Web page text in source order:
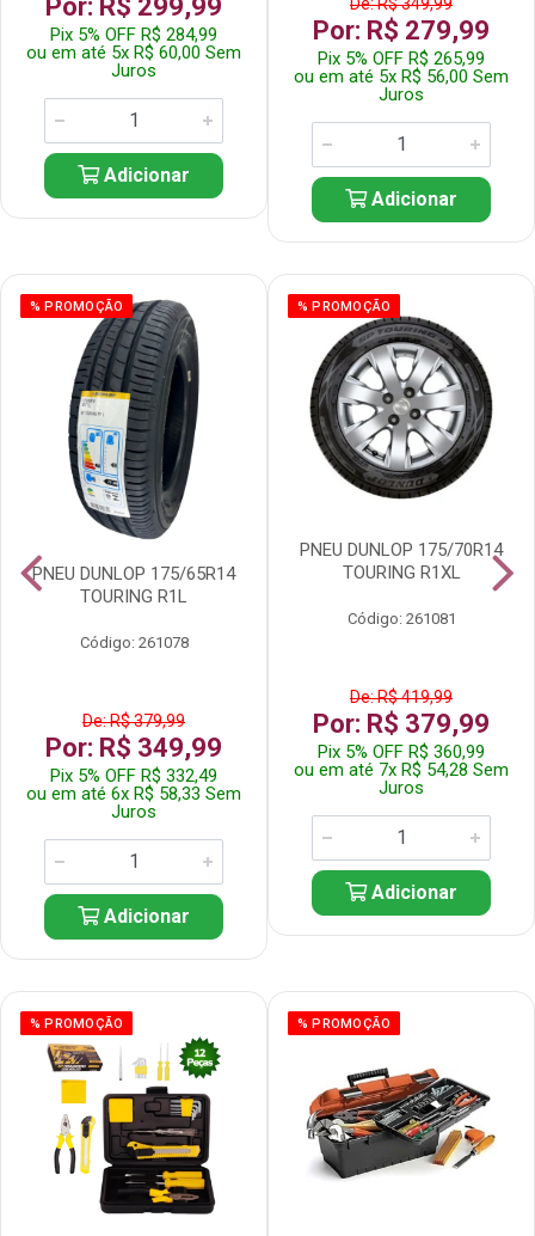
Por: R$ 299,99
Pix 5% OFF R$ 284,99
ou em até 5x R$ 60,00 Sem
Juros
Adicionar
De: R$ 349,99
Por: R$ 279,99
Pix 5% OFF R$ 265,99
ou em até 5x R$ 56,00 Sem
Juros
Adicionar
% PROMOÇÃO
PNEU DUNLOP 175/65R14
TOURING R1L
Código: 261078
De: R$ 379,99
Por: R$ 349,99
Pix 5% OFF R$ 332,49
ou em até 6x R$ 58,33 Sem
Juros
Adicionar
% PROMOÇÃO
PNEU DUNLOP 175/70R14
TOURING R1XL
Código: 261081
De: R$ 419,99
Por: R$ 379,99
Pix 5% OFF R$ 360,99
ou em até 7x R$ 54,28 Sem
Juros
Adicionar
% PROMOÇÃO % PROMOÇÃO